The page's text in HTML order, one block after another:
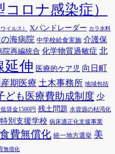
ロナ感染症）
イルス） Xバンドレーダー カラ水料
海病院 中学校給食実施 介護保
院再編統合 化学物質過敏症 北
延伸 医療的ケア児 向日町
期医療 土木事務所 地域包括
ども医療費助成制度 少
賃金1500円 残土問題 水資源の枯渇化
特別支援学校 病床適正化支援事業
費無償化 統一地方選挙 美
無償化